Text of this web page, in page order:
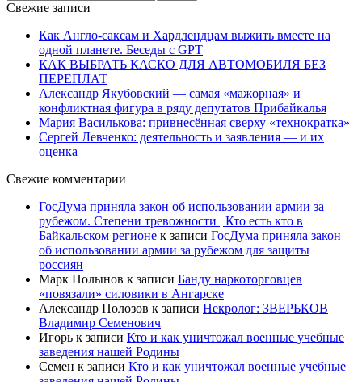
Свежие записи
Как Англо-саксам и Хардлендцам выжить вместе на
одной планете. Беседы с GPT
КАК ВЫБРАТЬ КАСКО ДЛЯ АВТОМОБИЛЯ БЕЗ
ПЕРЕПЛАТ
Александр Якубовский — самая «мажорная» и
конфликтная фигура в ряду депутатов Прибайкалья
Мария Василькова: привнесённая сверху «технократка»
Сергей Левченко: деятельность и заявления — и их
оценка
Свежие комментарии
ГосДума приняла закон об использовании армии за
рубежом. Степени тревожности | Кто есть кто в
Байкальском регионе к записи ГосДума приняла закон
об использовании армии за рубежом для защиты
россиян
Марк Полынов к записи Банду наркоторговцев
«повязали» силовики в Ангарске
Александр Полозов к записи Некролог: ЗВЕРЬКОВ
Владимир Семенович
Игорь к записи Кто и как уничтожал военные учебные
заведения нашей Родины
Семен к записи Кто и как уничтожал военные учебные